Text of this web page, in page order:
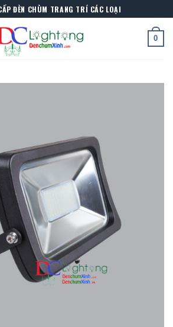
ĐÈN CHÙM TRANG TRÍ CÁC LOẠI
0